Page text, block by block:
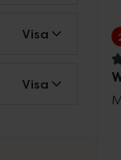
Visa
Visa